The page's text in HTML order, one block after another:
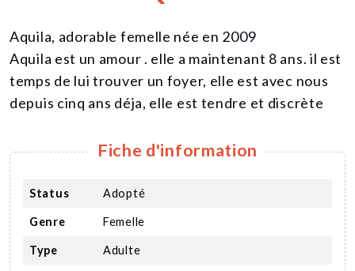
NOUS SOUTENIR
CONTACT
Aquila, adorable femelle née en 2009
Aquila est un amour . elle a maintenant 8 ans. il est
temps de lui trouver un foyer, elle est avec nous
depuis cinq ans déja, elle est tendre et discrète
Fiche d'information
Status Adopté
Genre Femelle
Type Adulte